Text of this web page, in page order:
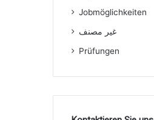
Jobmöglichkeiten
غير مصنف
Prüfungen